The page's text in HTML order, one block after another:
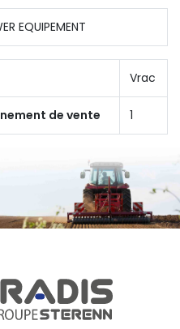
EQUIPEMENT
Vrac
de vente 1